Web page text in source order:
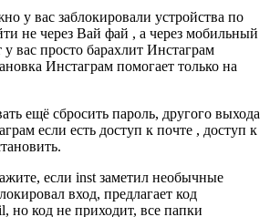
у вас заблокировали устройства по
не через Вай фай , а через мобильный
вас просто барахлит Инстаграм
Инстаграм помогает только на
ещё сбросить пароль, другого выхода
если есть доступ к почте , доступ к
если inst заметил необычные
вход, предлагает код
но код не приходит, все папки